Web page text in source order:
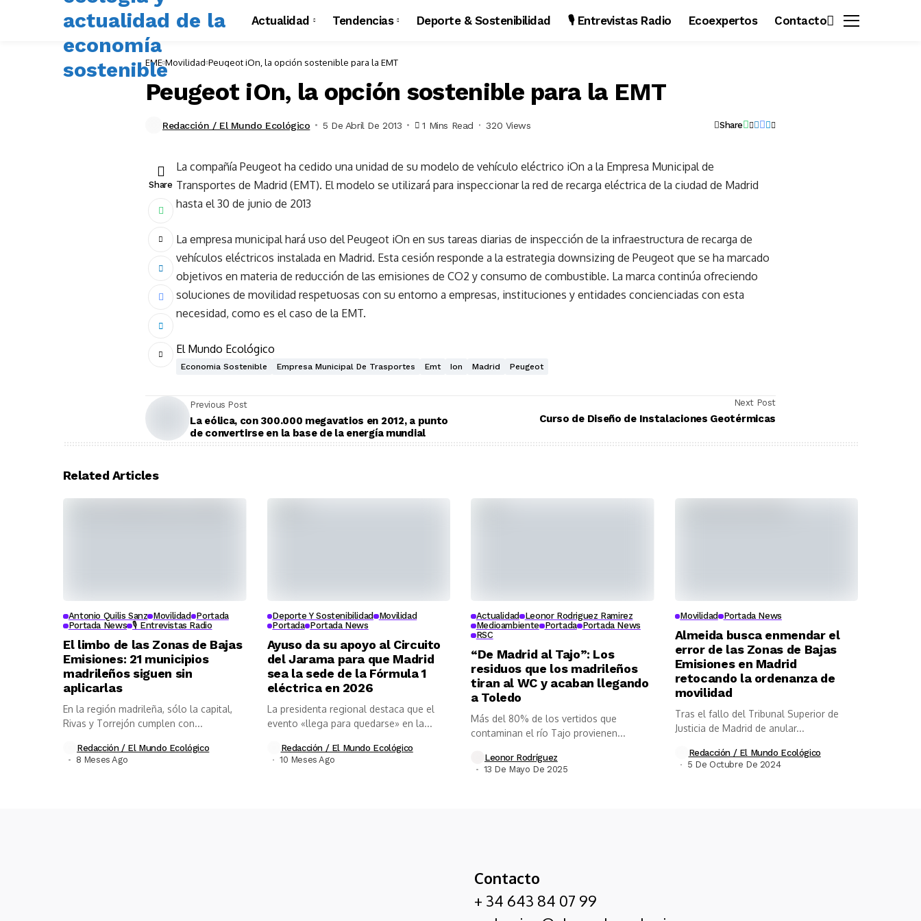
Actualidad Tendencias Deporte & Sostenibilidad 🎙️ Entrevistas Radio Ecoexpertos Contacto
EME Movilidad Peugeot iOn, la opción sostenible para la EMT
Peugeot iOn, la opción sostenible para la EMT
Redacción / El Mundo Ecológico 5 De Abril De 2013 1 Mins Read 320 Views Share
Share
La compañía Peugeot ha cedido una unidad de su modelo de vehículo eléctrico iOn a la Empresa Municipal de
Transportes de Madrid (EMT). El modelo se utilizará para inspeccionar la red de recarga eléctrica de la ciudad de Madrid
hasta el 30 de junio de 2013
La empresa municipal hará uso del Peugeot iOn en sus tareas diarias de inspección de la infraestructura de recarga de
vehículos eléctricos instalada en Madrid. Esta cesión responde a la estrategia downsizing de Peugeot que se ha marcado
objetivos en materia de reducción de las emisiones de CO2 y consumo de combustible. La marca continúa ofreciendo
soluciones de movilidad respetuosas con su entorno a empresas, instituciones y entidades concienciadas con esta
necesidad, como es el caso de la EMT.
El Mundo Ecológico
Economia Sostenible Empresa Municipal De Trasportes Emt Ion Madrid Peugeot
Previous Post
La eólica, con 300.000 megavatios en 2012, a punto
de convertirse en la base de la energía mundial
Next Post
Curso de Diseño de Instalaciones Geotérmicas
Related Articles
Antonio Quilis Sanz Movilidad
Portada
Portada News 🎙️ Entrevistas Radio
El limbo de las Zonas de Bajas
Emisiones: 21 municipios
madrileños siguen sin
aplicarlas
En la región madrileña, sólo la capital,
Rivas y Torrejón cumplen con...
Redacción / El Mundo Ecológico
8 Meses Ago
Deporte Y Sostenibilidad
Movilidad
Portada Portada News
Ayuso da su apoyo al Circuito
del Jarama para que Madrid
sea la sede de la Fórmula 1
eléctrica en 2026
La presidenta regional destaca que el
evento «llega para quedarse» en la...
Redacción / El Mundo Ecológico
10 Meses Ago
Actualidad
Leonor Rodriguez Ramirez
Medioambiente Portada Portada News
RSC
“De Madrid al Tajo”: Los
residuos que los madrileños
tiran al WC y acaban llegando
a Toledo
Más del 80% de los vertidos que
contaminan el río Tajo provienen...
Leonor Rodríguez
13 De Mayo De 2025
Movilidad Portada News
Almeida busca enmendar el
error de las Zonas de Bajas
Emisiones en Madrid
retocando la ordenanza de
movilidad
Tras el fallo del Tribunal Superior de
Justicia de Madrid de anular...
Redacción / El Mundo Ecológico
5 De Octubre De 2024
Contacto
+ 34 643 84 07 99